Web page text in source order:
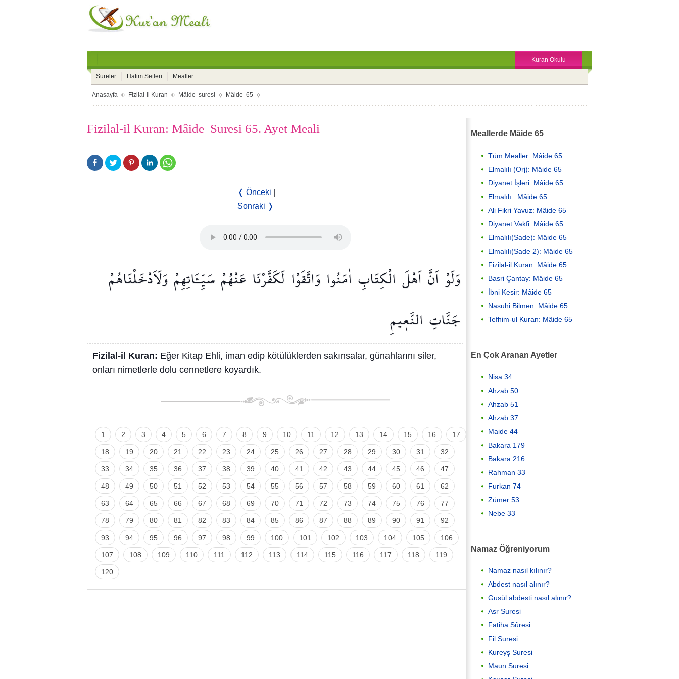
Kuran Okulu
Sureler Hatim Setleri Mealler
Anasayfa Fizilal-il Kuran Mâide suresi Mâide 65
Fizilal-il Kuran: Mâide Suresi 65. Ayet Meali
❬ Önceki
Sonraki ❭
وَلَوْاَنَّاَهْلَ الْكِتَابِ اٰمَنُوا وَاتَّقَوْا لَكَفَّرْنَا عَنْهُمْسَيِّـَٔاتِهِمْوَلَاَدْخَلْنَاهُمْ
جَنَّاتِ النَّع۪يمِ
Fizilal-il Kuran: Eğer Kitap Ehli, iman edip kötülüklerden sakınsalar, günahlarını siler,
onları nimetlerle dolu cennetlere koyardık.
1 2 3 4 5 6 7 8 9 10 11 12 13 14 15 16 17
18 19 20 21 22 23 24 25 26 27 28 29 30 31 32
33 34 35 36 37 38 39 40 41 42 43 44 45 46 47
48 49 50 51 52 53 54 55 56 57 58 59 60 61 62
63 64 65 66 67 68 69 70 71 72 73 74 75 76 77
78 79 80 81 82 83 84 85 86 87 88 89 90 91 92
93 94 95 96 97 98 99 100 101 102 103 104 105 106
107 108 109 110 111 112 113 114 115 116 117 118 119
120
Meallerde Mâide 65
Tüm Mealler: Mâide 65
Elmalılı (Orj): Mâide 65
Diyanet İşleri: Mâide 65
Elmalılı : Mâide 65
Ali Fikri Yavuz: Mâide 65
Diyanet Vakfi: Mâide 65
Elmalılı(Sade): Mâide 65
Elmalılı(Sade 2): Mâide 65
Fizilal-il Kuran: Mâide 65
Basri Çantay: Mâide 65
İbni Kesir: Mâide 65
Nasuhi Bilmen: Mâide 65
Tefhim-ul Kuran: Mâide 65
En Çok Aranan Ayetler
Nisa 34
Ahzab 50
Ahzab 51
Ahzab 37
Maide 44
Bakara 179
Bakara 216
Rahman 33
Furkan 74
Zümer 53
Nebe 33
Namaz Öğreniyorum
Namaz nasıl kılınır?
Abdest nasıl alınır?
Gusül abdesti nasıl alınır?
Asr Suresi
Fatiha Sûresi
Fil Suresi
Kureyş Suresi
Maun Suresi